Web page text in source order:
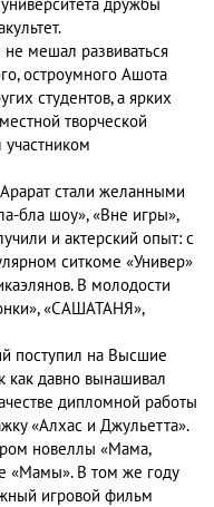
дружбы
мешал развиваться
остроумного Ашота
студентов, а ярких
творческой
стали желанными
бла шоу», «Вне игры»,
и актерский опыт: с
ситкоме «Универ»
В молодости
«САШАТАНЯ»,
поступил на Высшие
как давно вынашивал
дипломной работы
«Алхас и Джульетта».
новеллы «Мама,
«Мамы». В том же году
игровой фильм